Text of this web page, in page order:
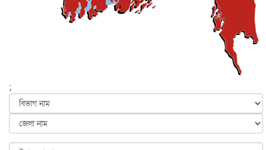
করবে...
৪ আগস্ট, ২০২৬
৪ আগস্ট, ২০২৬
‘ট্রাম্প প্রশাসন না থাকলে তেল শিল্প ধ্বংস হয়ে যেত’, দাবি মা...
যৌন হয়রানির মামলায় কুস্তির সাবেক প্রধানকে খালাস দিয়েছেন
;